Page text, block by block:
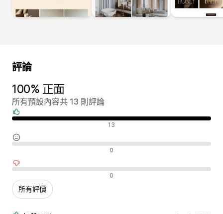
評論
100% 正面
所有預設內容共 13 則評論
正面評論 13
中立評論 0
負面評論 0
所有評價